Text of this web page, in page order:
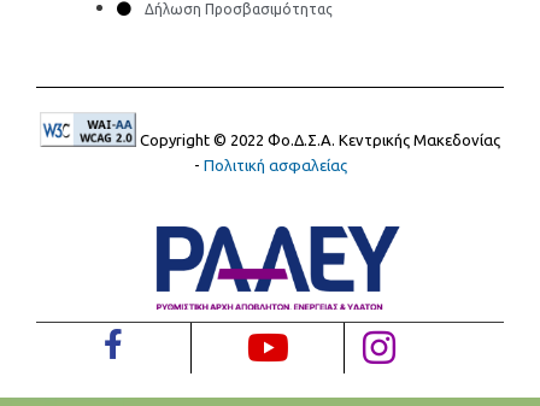
Δήλωση Προσβασιμότητας
Copyright © 2022 Φο.Δ.Σ.Α. Κεντρικής Μακεδονίας
- Πολιτική ασφαλείας